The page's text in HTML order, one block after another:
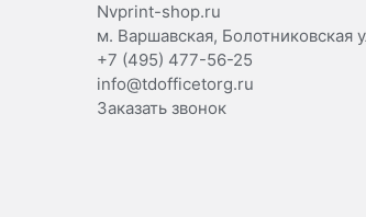
Nvprint-shop.ru
м. Варшавская, Болотниковская
+7 (495) 477-56-25
info@tdofficetorg.ru
Заказать звонок